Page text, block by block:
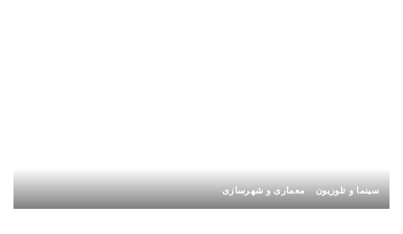
سینما و تلوزیون معماری و شهرسازی